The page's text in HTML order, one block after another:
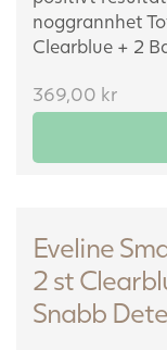
noggrannhet
Clearblue + 2
369,00 kr
Eveline
2 st
Snabb